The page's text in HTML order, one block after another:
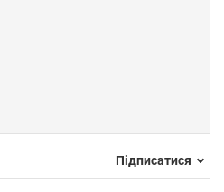
Підписатися